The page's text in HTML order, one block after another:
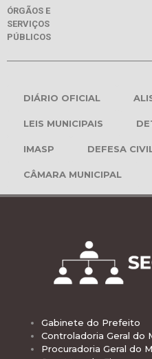
ÓRGÃOS E
SERVIÇOS
PÚBLICOS
DIÁRIO OFICIAL
LEIS MUNICIPAIS
IMASP DEFESA
CÂMARA MUNICIPAL
Gabinete do Prefeito
Controladoria Geral do
Procuradoria Geral do